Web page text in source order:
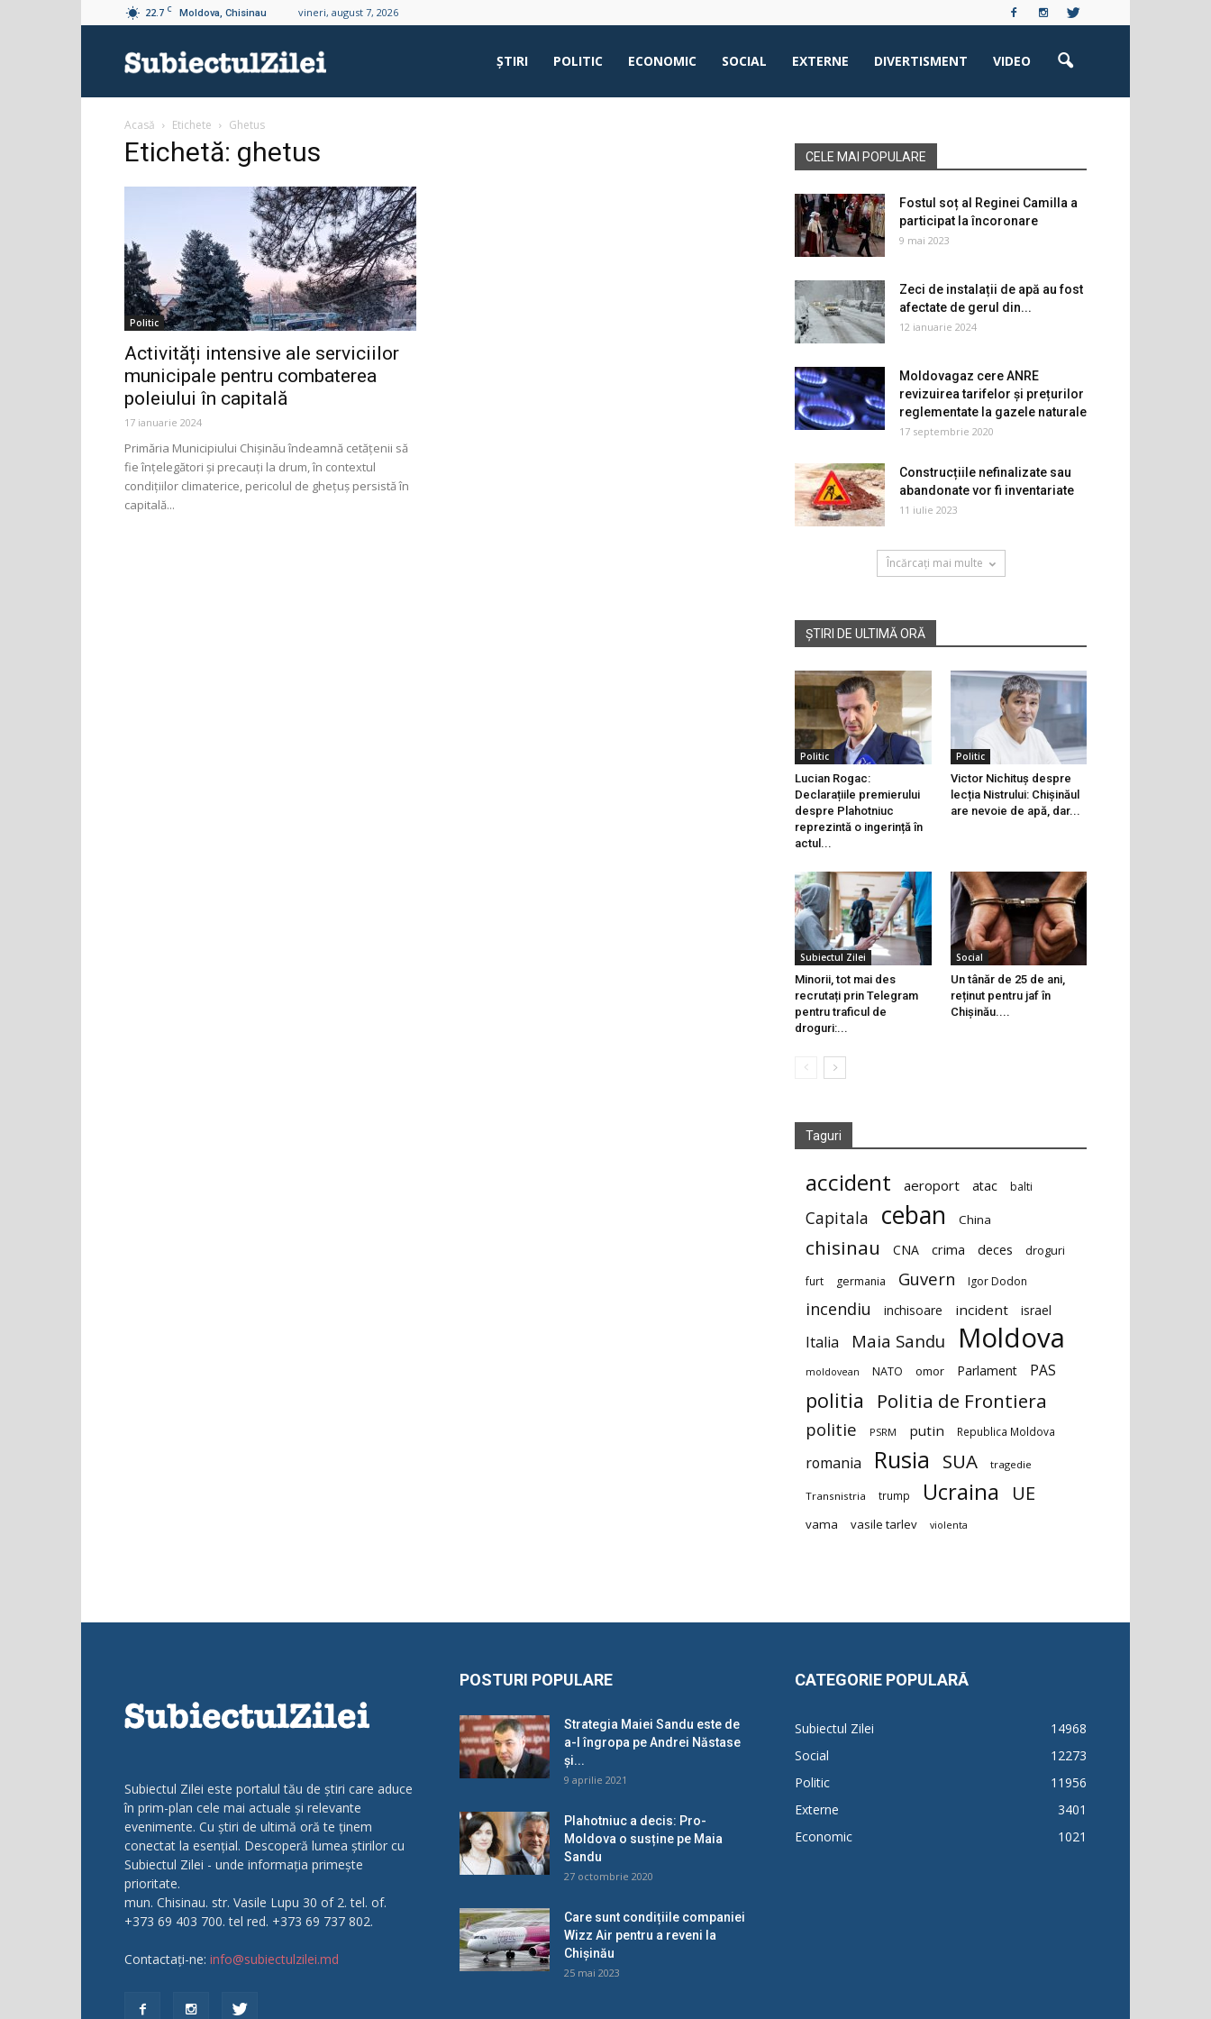
22.7 C Moldova, Chisinau vineri, august 7, 2026
ŞTIRI POLITIC ECONOMIC SOCIAL EXTERNE DIVERTISMENT VIDEO
Acasă Etichete Ghetus
Etichetă: ghetus
Politic
Activități intensive ale serviciilor
municipale pentru combaterea
poleiului în capitală
17 ianuarie 2024
Primăria Municipiului Chișinău îndeamnă cetățenii să
fie înțelegători și precauți la drum, în contextul
condițiilor climaterice, pericolul de ghețuș persistă în
capitală...
CELE MAI POPULARE
Fostul soț al Reginei Camilla a
participat la încoronare
9 mai 2023
Zeci de instalații de apă au fost
afectate de gerul din...
12 ianuarie 2024
Moldovagaz cere ANRE
revizuirea tarifelor și prețurilor
reglementate la gazele naturale
17 septembrie 2020
Construcțiile nefinalizate sau
abandonate vor fi inventariate
11 iulie 2023
Încărcați mai multe
ȘTIRI DE ULTIMĂ ORĂ
Politic
Lucian Rogac:
Declarațiile premierului
despre Plahotniuc
reprezintă o ingerință în
actul...
Politic
Victor Nichituș despre
lecția Nistrului: Chișinăul
are nevoie de apă, dar...
Subiectul Zilei
Minorii, tot mai des
recrutați prin Telegram
pentru traficul de
droguri:...
Social
Un tânăr de 25 de ani,
reținut pentru jaf în
Chișinău....
Taguri
accident aeroport atac balti
Capitala ceban China
chisinau CNA crima deces droguri
furt germania Guvern Igor Dodon
incendiu inchisoare incident israel
Italia Maia Sandu Moldova
moldovean NATO omor Parlament PAS
politia Politia de Frontiera
politie PSRM putin Republica Moldova
romania Rusia SUA tragedie
Transnistria trump Ucraina UE
vama vasile tarlev violenta
Subiectul Zilei este portalul tău de știri care aduce
în prim-plan cele mai actuale și relevante
evenimente. Cu știri de ultimă oră te ținem
conectat la esențial. Descoperă lumea știrilor cu
Subiectul Zilei - unde informația primește
prioritate.
mun. Chisinau. str. Vasile Lupu 30 of 2. tel. of.
+373 69 403 700. tel red. +373 69 737 802.
Contactați-ne: info@subiectulzilei.md
POSTURI POPULARE
Strategia Maiei Sandu este de
a-l îngropa pe Andrei Năstase
și...
9 aprilie 2021
Plahotniuc a decis: Pro-
Moldova o susține pe Maia
Sandu
27 octombrie 2020
Care sunt condițiile companiei
Wizz Air pentru a reveni la
Chișinău
25 mai 2023
CATEGORIE POPULARĂ
Subiectul Zilei
14968
Social
12273
Politic
11956
Externe
3401
Economic
1021